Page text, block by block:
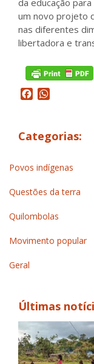
um novo projeto
nas diferentes
libertadora e
Facebook
Categorias:
Povos indígenas
Questões da terra
Quilombolas
Movimento popular
Geral
Últimas